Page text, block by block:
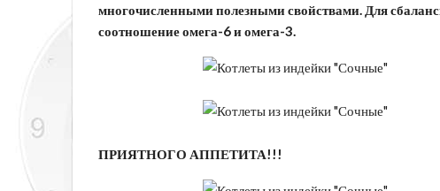
многочисленными полезными свойствами. Для
соотношение омега-6 и омега-3.
ПРИЯТНОГО АППЕТИТА!!!